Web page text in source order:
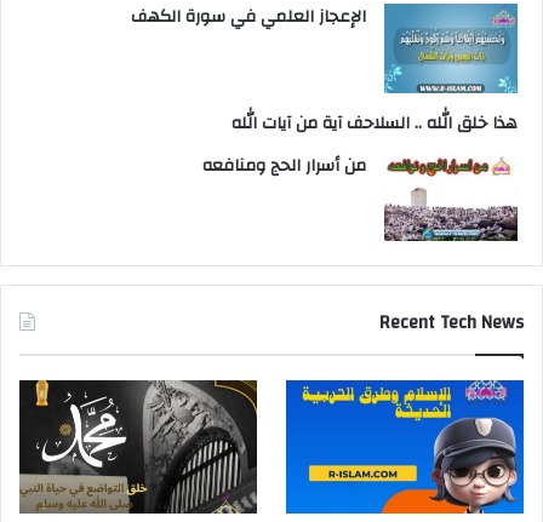
الإعجاز العلمي في سورة الكهف
هذا خلق الله .. السلاحف آية من آيات الله
من أسرار الحج ومنافعه
Recent Tech News